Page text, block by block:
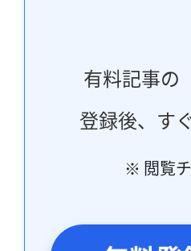
有料記事の
登録後、す
※ 閲覧